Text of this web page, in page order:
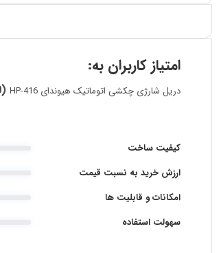
امتیاز کاربران به:
دریل شارژی چکشی اتوماتیک هیوندای HP-416 (0نفر)
کیفیت ساخت
ارزش خرید به نسبت قیمت
امکانات و قابلیت ها
سهولت استفاده